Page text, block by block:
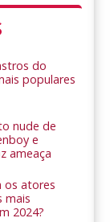
do
populares
nude de
e
ameaça
os atores
mais
2024?